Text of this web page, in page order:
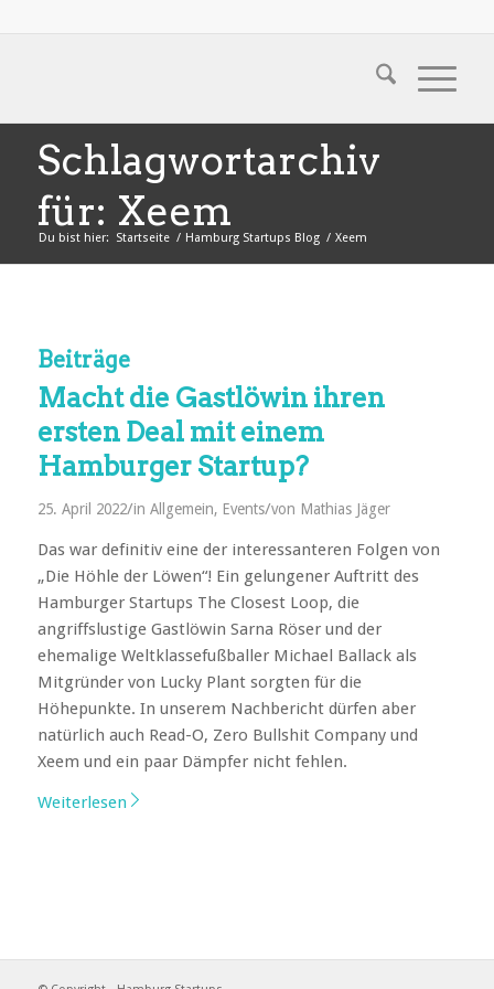
Schlagwortarchiv
für: Xeem
Du bist hier: Startseite / Hamburg Startups Blog / Xeem
Beiträge
Macht die Gastlöwin ihren
ersten Deal mit einem
Hamburger Startup?
25. April 2022/in Allgemein, Events/von Mathias Jäger
Das war definitiv eine der interessanteren Folgen von
„Die Höhle der Löwen“! Ein gelungener Auftritt des
Hamburger Startups The Closest Loop, die
angriffslustige Gastlöwin Sarna Röser und der
ehemalige Weltklassefußballer Michael Ballack als
Mitgründer von Lucky Plant sorgten für die
Höhepunkte. In unserem Nachbericht dürfen aber
natürlich auch Read-O, Zero Bullshit Company und
Xeem und ein paar Dämpfer nicht fehlen.
Weiterlesen